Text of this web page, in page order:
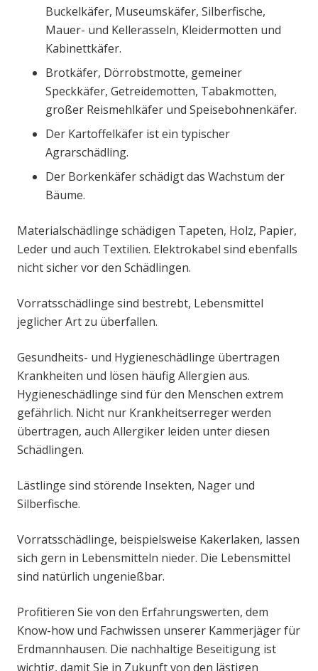
Buckelkäfer, Museumskäfer, Silberfische,
Mauer- und Kellerasseln, Kleidermotten und
Kabinettkäfer.
Brotkäfer, Dörrobstmotte, gemeiner
Speckkäfer, Getreidemotten, Tabakmotten,
großer Reismehlkäfer und Speisebohnenkäfer.
Der Kartoffelkäfer ist ein typischer
Agrarschädling.
Der Borkenkäfer schädigt das Wachstum der
Bäume.
Materialschädlinge schädigen Tapeten, Holz, Papier,
Leder und auch Textilien. Elektrokabel sind ebenfalls
nicht sicher vor den Schädlingen.
Vorratsschädlinge sind bestrebt, Lebensmittel
jeglicher Art zu überfallen.
Gesundheits- und Hygieneschädlinge übertragen
Krankheiten und lösen häufig Allergien aus.
Hygieneschädlinge sind für den Menschen extrem
gefährlich. Nicht nur Krankheitserreger werden
übertragen, auch Allergiker leiden unter diesen
Schädlingen.
Lästlinge sind störende Insekten, Nager und
Silberfische.
Vorratsschädlinge, beispielsweise Kakerlaken, lassen
sich gern in Lebensmitteln nieder. Die Lebensmittel
sind natürlich ungenießbar.
Profitieren Sie von den Erfahrungswerten, dem
Know-how und Fachwissen unserer Kammerjäger für
Erdmannhausen. Die nachhaltige Beseitigung ist
wichtig, damit Sie in Zukunft von den lästigen